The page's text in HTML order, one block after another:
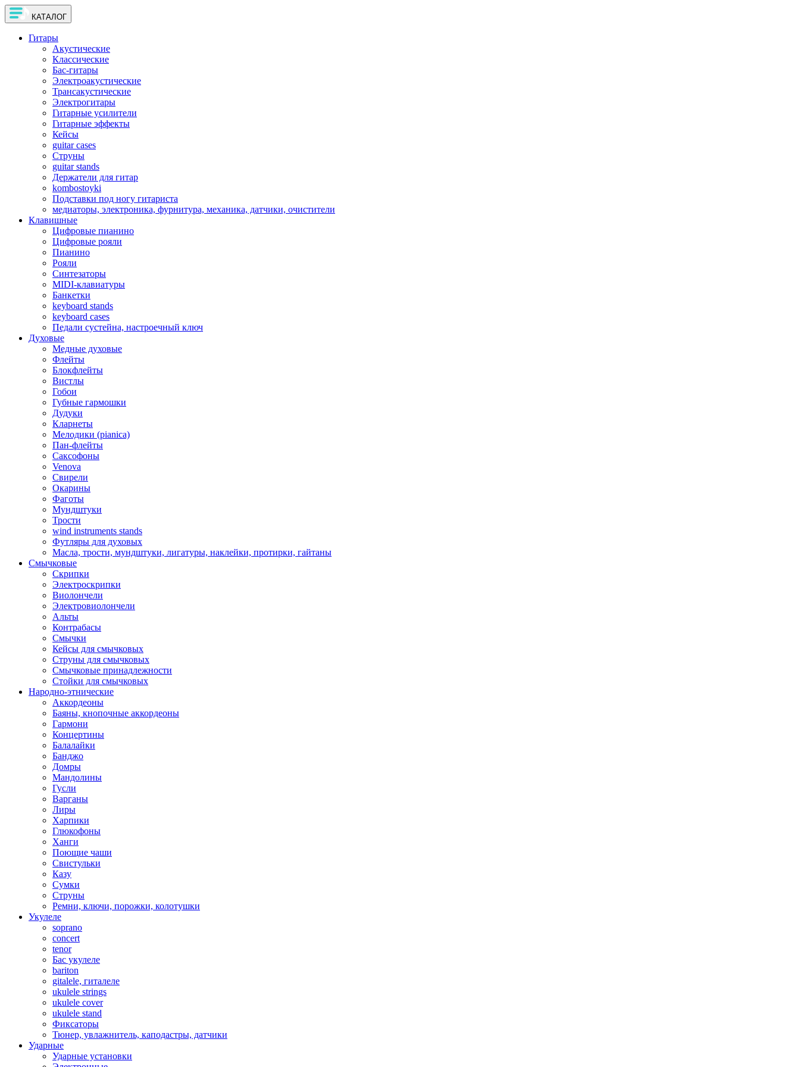
КАТАЛОГ
Гитары
Акустические
Классические
Бас-гитары
Электроакустические
Трансакустические
Электрогитары
Гитарные усилители
Гитарные эффекты
Кейсы
guitar cases
Струны
guitar stands
Держатели для гитар
kombostoyki
Подставки под ногу гитариста
медиаторы, электроника, фурнитура, механика, датчики, очистители
Клавишные
Цифровые пианино
Цифровые рояли
Пианино
Рояли
Синтезаторы
MIDI-клавиатуры
Банкетки
keyboard stands
keyboard cases
Педали сустейна, настроечный ключ
Духовые
Медные духовые
Флейты
Блокфлейты
Вистлы
Гобои
Губные гармошки
Дудуки
Кларнеты
Мелодики (pianica)
Пан-флейты
Саксофоны
Venova
Свирели
Окарины
Фаготы
Мундштуки
Трости
wind instruments stands
Футляры для духовых
Масла, трости, мундштуки, лигатуры, наклейки, протирки, гайтаны
Смычковые
Скрипки
Электроскрипки
Виолончели
Электровиолончели
Альты
Контрабасы
Смычки
Кейсы для смычковых
Струны для смычковых
Смычковые принадлежности
Стойки для смычковых
Народно-этнические
Аккордеоны
Баяны, кнопочные аккордеоны
Гармони
Концертины
Балалайки
Банджо
Домры
Мандолины
Гусли
Варганы
Лиры
Харпики
Глюкофоны
Ханги
Поющие чаши
Свистульки
Казу
Сумки
Струны
Ремни, ключи, порожки, колотушки
Укулеле
soprano
concert
tenor
Бас укулеле
bariton
gitalele, гиталеле
ukulele strings
ukulele cover
ukulele stand
Фиксаторы
Тюнер, увлажнитель, каподастры, датчики
Ударные
Ударные установки